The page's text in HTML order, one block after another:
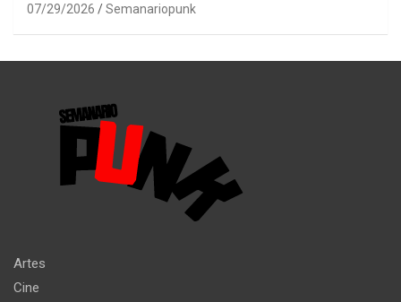
07/29/2026 Semanariopunk
Artes
Cine